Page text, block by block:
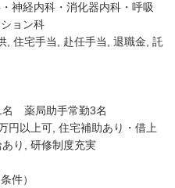
神経内科・消化器内科・呼吸
ョン科
, 住宅手当, 赴任手当, 退職金, 託
薬局助手常勤3名
円以上可, 住宅補助あり・借上
り, 研修制度充実
件）